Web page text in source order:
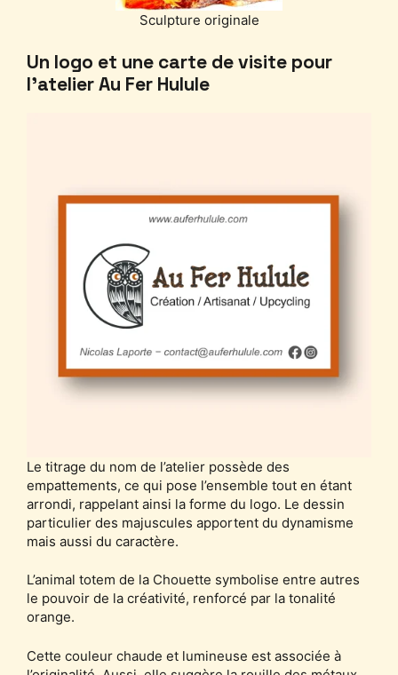
Sculpture originale
Un logo et une carte de visite pour
l’atelier Au Fer Hulule
Le titrage du nom de l’atelier possède des
empattements, ce qui pose l’ensemble tout en étant
arrondi, rappelant ainsi la forme du logo. Le dessin
particulier des majuscules apportent du dynamisme
mais aussi du caractère.
L’animal totem de la Chouette symbolise entre autres
le pouvoir de la créativité, renforcé par la tonalité
orange.
Cette couleur chaude et lumineuse est associée à